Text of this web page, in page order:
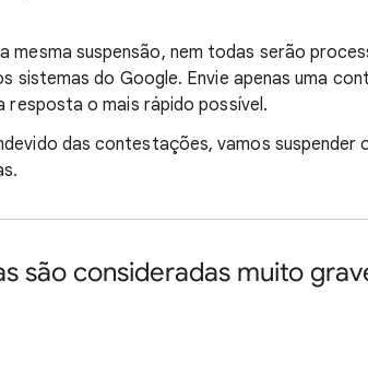
suspensão, nem todas serão
sistemas do Google. Envie apenas uma
resposta o mais rápido possível.
das contestações, vamos suspender
são consideradas muito